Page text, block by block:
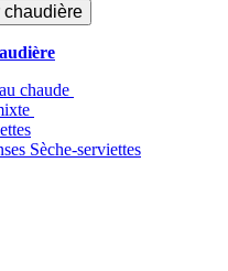
chaudière
chaude
Sèche-serviettes